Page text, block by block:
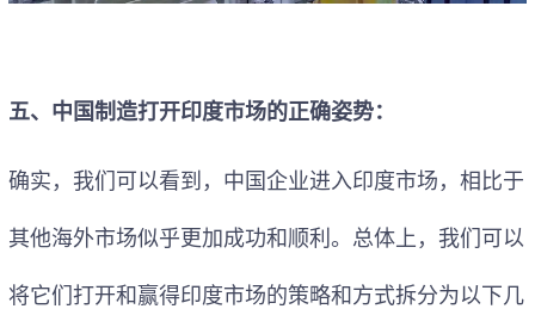
五、中国制造打开印度市场的正确姿势：
确实，我们可以看到，中国企业进入印度市场，相比于
其他海外市场似乎更加成功和顺利。总体上，我们可以
将它们打开和赢得印度市场的策略和方式拆分为以下几